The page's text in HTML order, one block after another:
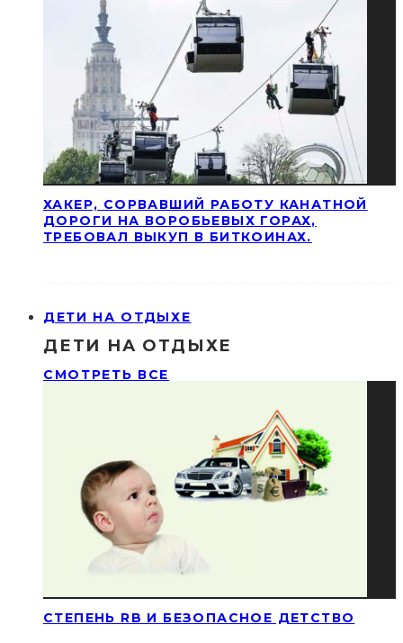
ХАКЕР, СОРВАВШИЙ РАБОТУ КАНАТНОЙ
ДОРОГИ НА ВОРОБЬЕВЫХ ГОРАХ,
ТРЕБОВАЛ ВЫКУП В БИТКОИНАХ.
ДЕТИ НА ОТДЫХЕ
ДЕТИ НА ОТДЫХЕ
СМОТРЕТЬ ВСЕ
СТЕПЕНЬ RB И БЕЗОПАСНОЕ ДЕТСТВО